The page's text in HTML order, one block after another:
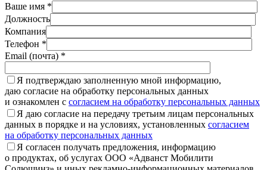
Ваше имя *
Должность
Компания
Телефон *
Email (почта) *
Я подтверждаю заполненную мной информацию,
даю согласие на обработку персональных данных
и ознакомлен с согласием на обработку персональных данных
Я даю согласие на передачу третьим лицам персональных
данных в порядке и на условиях, установленных согласием
на обработку персональных данных
Я согласен получать предложения, информацию
о продуктах, об услугах ООО «Адванст Мобилити